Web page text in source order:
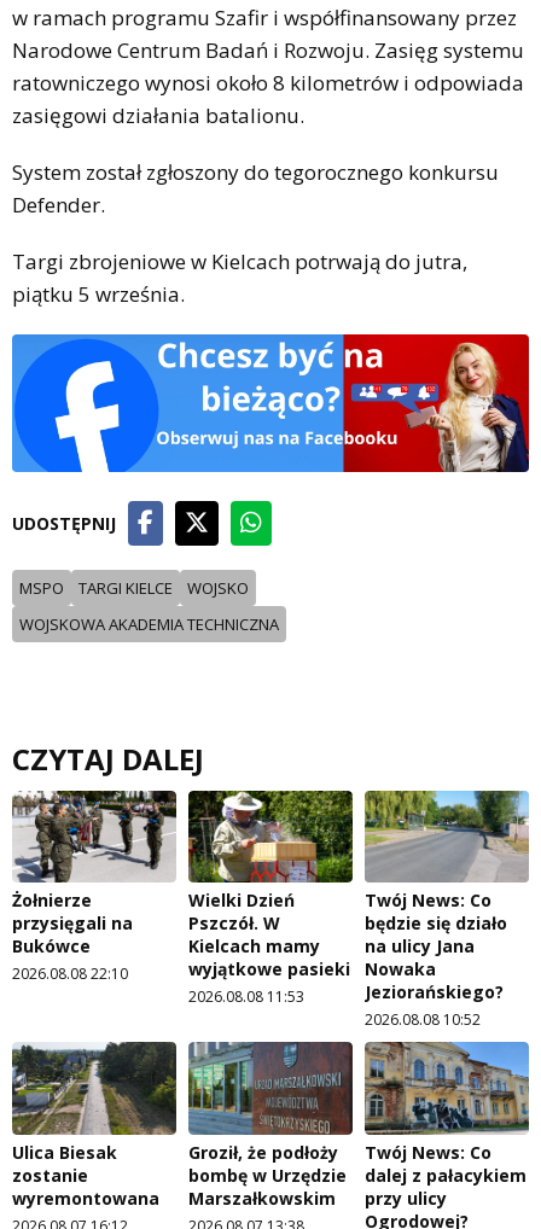
w ramach programu Szafir i współfinansowany przez
Narodowe Centrum Badań i Rozwoju. Zasięg systemu
ratowniczego wynosi około 8 kilometrów i odpowiada
zasięgowi działania batalionu.
System został zgłoszony do tegorocznego konkursu
Defender.
Targi zbrojeniowe w Kielcach potrwają do jutra,
piątku 5 września.
UDOSTĘPNIJ
MSPO TARGI KIELCE
WOJSKO
WOJSKOWA AKADEMIA TECHNICZNA
CZYTAJ DALEJ
Żołnierze
przysięgali na
Bukówce
2026.08.08 22:10
Wielki Dzień
Pszczół. W
Kielcach mamy
wyjątkowe pasieki
2026.08.08 11:53
Twój News: Co
będzie się działo
na ulicy Jana
Nowaka
Jeziorańskiego?
2026.08.08 10:52
Ulica Biesak
zostanie
wyremontowana
Groził, że podłoży
bombę w Urzędzie
Marszałkowskim
Twój News: Co
dalej z pałacykiem
przy ulicy
Ogrodowej?